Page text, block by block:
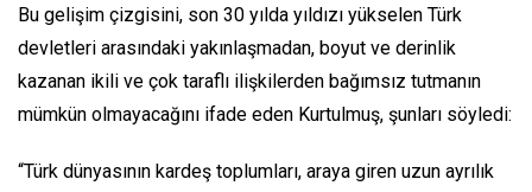
Bu gelişim çizgisini, son 30 yılda yıldızı yükselen Türk
devletleri arasındaki yakınlaşmadan, boyut ve derinlik
kazanan ikili ve çok taraflı ilişkilerden bağımsız tutmanın
mümkün olmayacağını ifade eden Kurtulmuş, şunları söyledi:
“Türk dünyasının kardeş toplumları, araya giren uzun ayrılık